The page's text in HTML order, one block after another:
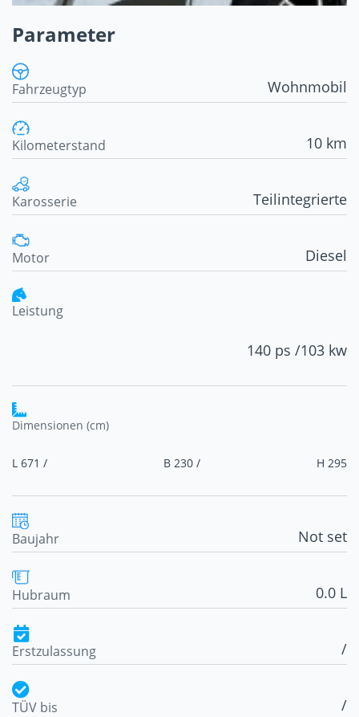
Parameter
Fahrzeugtyp Wohnmobil
Kilometerstand 10 km
Karosserie Teilintegrierte
Motor Diesel
Leistung
140 ps /103 kw
Dimensionen (cm)
L 671 / B 230 / H 295
Baujahr Not set
Hubraum 0.0 L
Erstzulassung /
TÜV bis /